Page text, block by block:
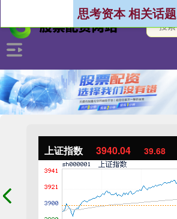
上证指数 3940.04 39.68
思考资本 相关话题